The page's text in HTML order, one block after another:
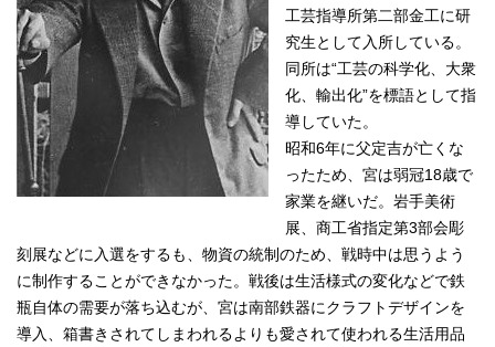
工芸指導所第二部金工に研
究生として入所している。
同所は“工芸の科学化、大衆
化、輸出化”を標語として指
導していた。
昭和6年に父定吉が亡くな
ったため、宮は弱冠18歳で
家業を継いだ。岩手美術
展、商工省指定第3部会彫
刻展などに入選をするも、物資の統制のため、戦時中は思うよう
に制作することができなかった。戦後は生活様式の変化などで鉄
瓶自体の需要が落ち込むが、宮は南部鉄器にクラフトデザインを
導入、箱書きされてしまわれるよりも愛されて使われる生活用品